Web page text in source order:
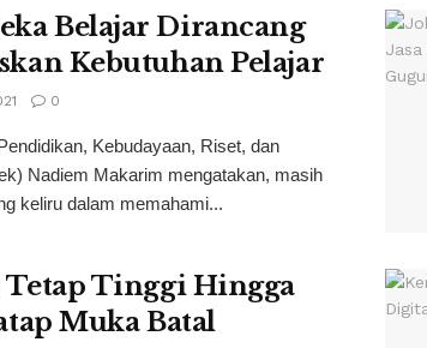
Belajar Dirancang
Kebutuhan Pelajar
0
Kebudayaan, Riset, dan
Nadiem Makarim mengatakan, masih
keliru dalam memahami...
Tetap Tinggi Hingga
Muka Batal